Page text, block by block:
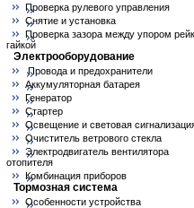
Проверка рулевого управления
Снятие и установка
Проверка зазора между упором
гайкой
Электрооборудование
Провода и предохранители
Аккумуляторная батарея
Генератор
Стартер
Освещение и световая
Очиститель ветрового стекла
Электродвигатель вентилятора
отопителя
Комбинация приборов
Тормозная система
Особенности устройства